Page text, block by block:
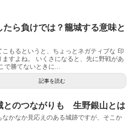
たら負けでは？籠城する意味と
こもるというと、ちょっとネガティブな 印
ますよね。 いくさになると、先に野戦があ
で勝てないときに...
記事を読む
とのつながりも 生野銀山とは
なかなか見応えのある城跡ですが、そこか